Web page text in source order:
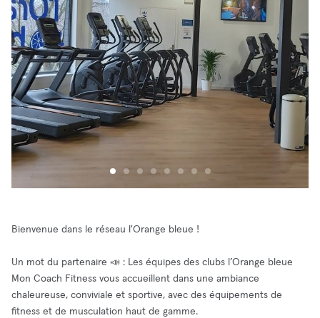
Bienvenue dans le réseau l'Orange bleue !
Un mot du partenaire 📣 : Les équipes des clubs l’Orange bleue
Mon Coach Fitness vous accueillent dans une ambiance
chaleureuse, conviviale et sportive, avec des équipements de
fitness et de musculation haut de gamme.